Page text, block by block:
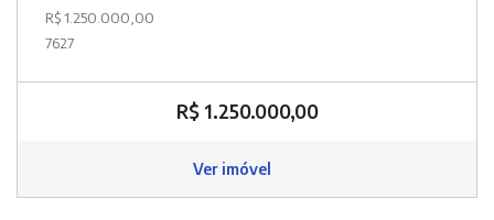
R$ 1.250.000,00
7627
R$ 1.250.000,00
Ver imóvel